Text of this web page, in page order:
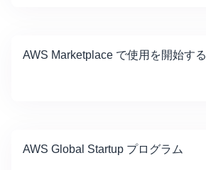
AWS Marketplace で使用を開始する
AWS Global Startup プログラム